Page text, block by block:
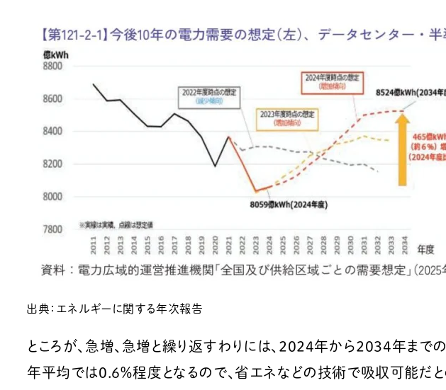
出典：エネルギーに関する年次報告
ところが、急増、急増と繰り返すわりには、2024年から2034年ま
年平均では0.6％程度となるので、省エネなどの技術で吸収可能だ